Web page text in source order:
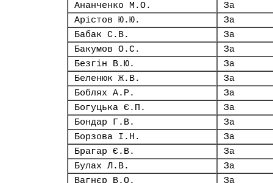
Ананченко М.О.
За
Арістов Ю.Ю.
За
Бабак С.В.
За
Бакумов О.С.
За
Безгін В.Ю.
За
Беленюк Ж.В.
За
Боблях А.Р.
За
Богуцька Є.П.
За
Бондар Г.В.
За
Борзова І.Н.
За
Брагар Є.В.
За
Булах Л.В.
За
Вагнєр В.О.
За